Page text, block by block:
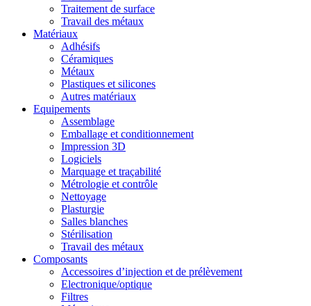
Traitement de surface
Travail des métaux
Matériaux
Adhésifs
Céramiques
Métaux
Plastiques et silicones
Autres matériaux
Equipements
Assemblage
Emballage et conditionnement
Impression 3D
Logiciels
Marquage et traçabilité
Métrologie et contrôle
Nettoyage
Plasturgie
Salles blanches
Stérilisation
Travail des métaux
Composants
Accessoires d’injection et de prélèvement
Electronique/optique
Filtres